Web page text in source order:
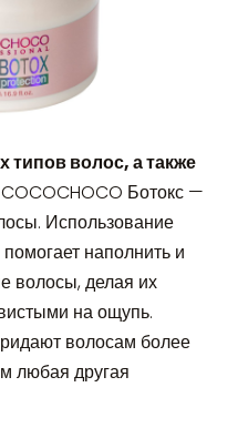
типов волос, а также
COCOCHOCO Ботокс —
Использование
наполнить и
волосы, делая их
на ощупь.
волосам более
любая другая